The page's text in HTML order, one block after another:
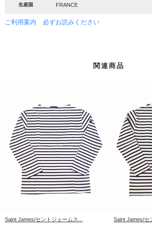
生産国 FRANCE
ご利用案内 必ずお読みください
関連商品
Saint James/セントジェームス... Saint James/セ